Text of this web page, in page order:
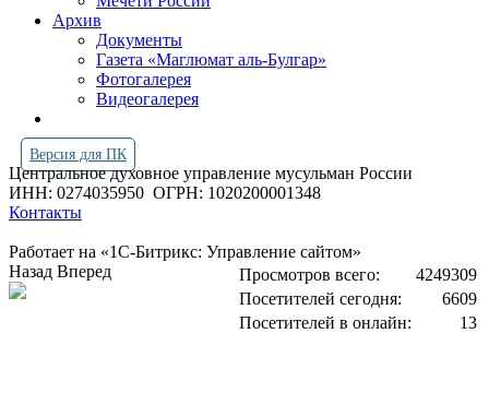
Архив
Документы
Газета «Маглюмат аль-Булгар»
Фотогалерея
Видеогалерея
Версия для ПК
Центральное духовное управление мусульман России
ИНН: 0274035950 ОГРН: 1020200001348
Контакты
Работает на «1С-Битрикс: Управление сайтом»
Просмотров всего:
4249309
Посетителей сегодня:
6609
Посетителей в онлайн:
13
Назад Вперед